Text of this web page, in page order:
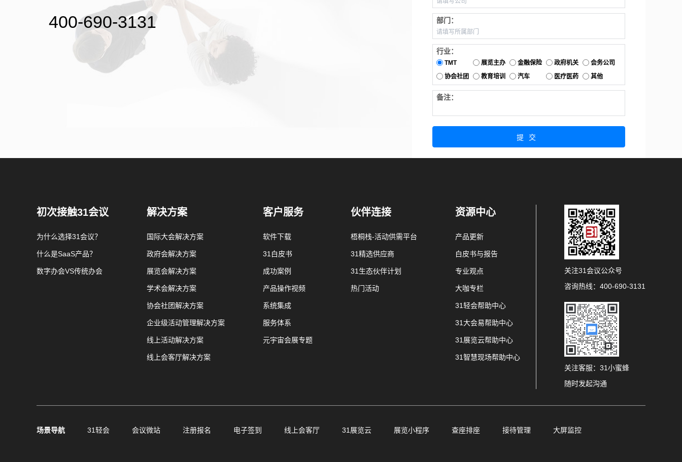
400-690-3131 部门：
行业：
TMT 展览主办 金融保险 政府机关
会务公司
协会社团
教育培训 汽车 医疗医药 其他
备注：
提交
初次接触31会议
为什么选择31会议？
什么是SaaS产品？
数字办会VS传统办会
解决方案
国际大会解决方案
政府会解决方案
展览会解决方案
学术会解决方案
协会社团解决方案
企业级活动管理解决方案
线上活动解决方案
线上会客厅解决方案
客户服务
软件下载
31白皮书
成功案例
产品操作视频
系统集成
服务体系
元宇宙会展专题
伙伴连接
梧桐栈-活动供需平台
31精选供应商
31生态伙伴计划
热门活动
资源中心
产品更新
白皮书与报告
专业观点
大咖专栏
31轻会帮助中心
31大会易帮助中心
31展览云帮助中心
31智慧现场帮助中心
关注31会议公众号
咨询热线：400-690-3131
关注客服：31小蜜蜂
随时发起沟通
场景导航 31轻会 会议微站 注册报名 电子签到 线上会客厅 31展览云 展览小程序 查座排座 接待管理 大屏监控